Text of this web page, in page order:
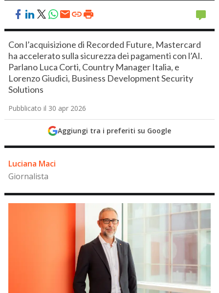
Con l’acquisizione di Recorded Future, Mastercard
ha accelerato sulla sicurezza dei pagamenti con l’AI.
Parlano Luca Corti, Country Manager Italia, e
Lorenzo Giudici, Business Development Security
Solutions
Pubblicato il 30 apr 2026
Aggiungi tra i preferiti su Google
Luciana Maci
Giornalista